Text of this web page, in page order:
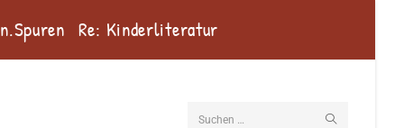
Re: Kinderliteratur
Suchen …